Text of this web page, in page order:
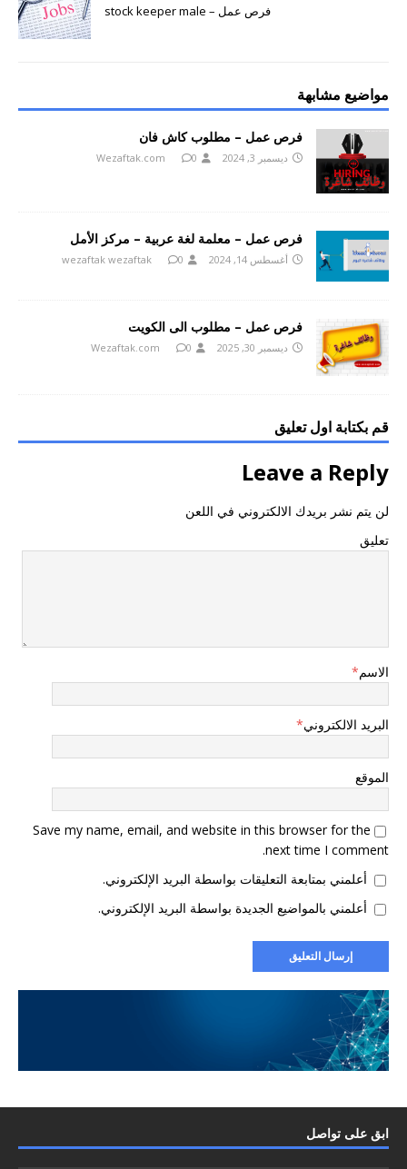
فرص عمل – stock keeper male
مواضيع مشابهة
فرص عمل – مطلوب كاش فان
ديسمبر 3, 2024 Wezaftak.com 0
فرص عمل – معلمة لغة عربية – مركز الأمل
أغسطس 14, 2024 wezaftak wezaftak 0
فرص عمل – مطلوب الى الكويت
ديسمبر 30, 2025 Wezaftak.com 0
قم بكتابة اول تعليق
Leave a Reply
لن يتم نشر بريدك الالكتروني في اللعن
تعليق
الاسم*
البريد الالكتروني*
الموقع
Save my name, email, and website in this browser for the
next time I comment.
أعلمني بمتابعة التعليقات بواسطة البريد الإلكتروني.
أعلمني بالمواضيع الجديدة بواسطة البريد الإلكتروني.
ابق على تواصل